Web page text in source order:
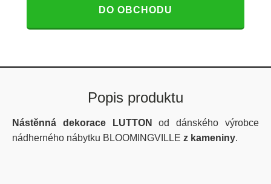
DO OBCHODU
Popis produktu
Nástěnná dekorace LUTTON
od dánského výrobce
nádherného nábytku BLOOMINGVILLE z kameniny.